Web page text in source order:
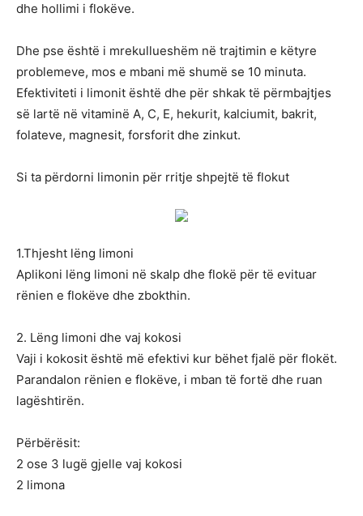
dhe hollimi i flokëve.
Dhe pse është i mrekullueshëm në trajtimin e këtyre
problemeve, mos e mbani më shumë se 10 minuta.
Efektiviteti i limonit është dhe për shkak të përmbajtjes
së lartë në vitaminë A, C, E, hekurit, kalciumit, bakrit,
folateve, magnesit, forsforit dhe zinkut.
Si ta përdorni limonin për rritje shpejtë të flokut
1.Thjesht lëng limoni
Aplikoni lëng limoni në skalp dhe flokë për të evituar
rënien e flokëve dhe zbokthin.
2. Lëng limoni dhe vaj kokosi
Vaji i kokosit është më efektivi kur bëhet fjalë për flokët.
Parandalon rënien e flokëve, i mban të fortë dhe ruan
lagështirën.
Përbërësit:
2 ose 3 lugë gjelle vaj kokosi
2 limona